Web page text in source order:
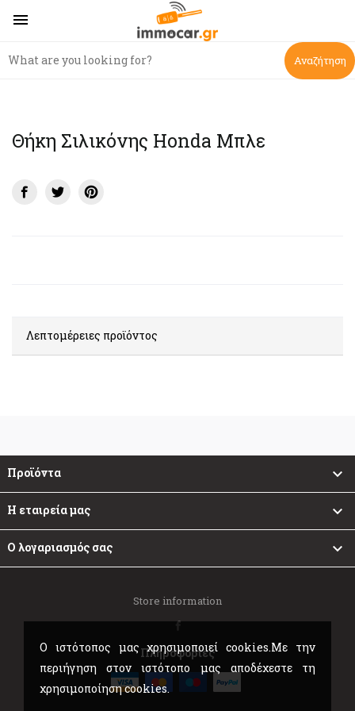

Αναζήτηση
Θήκη Σιλικόνης Honda Μπλε
Λεπτομέρειες προϊόντος
Προϊόντα 
Η εταιρεία μας 
Ο λογαριασμός σας 
Ο ιστότοπος μας χρησιμοποιεί cookies.Με την
περιήγηση στον ιστότοπο μας αποδέχεστε τη
χρησιμοποίηση cookies.
Store information
Πληροφορίες